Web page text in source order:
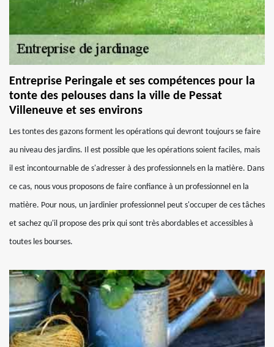
Entreprise Peringale et ses compétences pour la
tonte des pelouses dans la ville de Pessat
Villeneuve et ses environs
Les tontes des gazons forment les opérations qui devront toujours se faire
au niveau des jardins. Il est possible que les opérations soient faciles, mais
il est incontournable de s'adresser à des professionnels en la matière. Dans
ce cas, nous vous proposons de faire confiance à un professionnel en la
matière. Pour nous, un jardinier professionnel peut s'occuper de ces tâches
et sachez qu'il propose des prix qui sont très abordables et accessibles à
toutes les bourses.